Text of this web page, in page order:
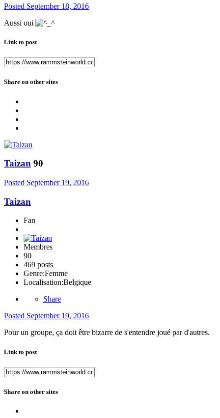
Posted September 18, 2016
Aussi oui
Link to post
Share on other sites
Taizan 90
Posted September 19, 2016
Taizan
Fan
Membres
90
469 posts
Genre:Femme
Localisation:Belgique
Share
Posted September 19, 2016
Pour un groupe, ça doit être bizarre de s'entendre joué par d'autres.
Link to post
Share on other sites